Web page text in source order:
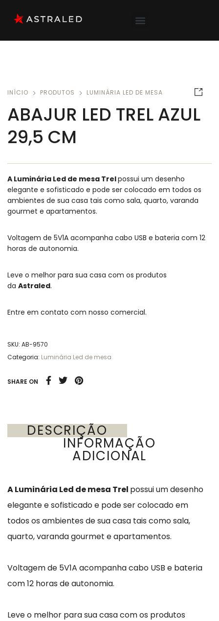
INÍCIO PRODUTOS LUMINÁRIA LED DE MESA
ABAJUR LED TREL AZUL
29,5 CM
A Luminária Led de mesa Trelpossui um desenho
elegante e sofisticado e pode ser colocado em todos os
ambientes de sua casa tais como sala, quarto, varanda
gourmet e apartamentos.
Voltagem de 5V1A acompanha cabo USB e bateria com 12
horas de autonomia.
Leve o melhor para sua casa com os produtos
da Astraled.
Entre em contato com nosso comercial.
SKU: AB-9570
Categoria: Luminária Led de mesa
SHARE ON
DESCRIÇÃO
INFORMAÇÃO
ADICIONAL
A Luminária Led de mesa Trel possui um desenho
elegante e sofisticado e pode ser colocado em
todos os ambientes de sua casa tais como sala,
quarto, varanda gourmet e apartamentos.
Voltagem de 5V1A acompanha cabo USB e bateria
com 12 horas de autonomia.
Leve o melhor para sua casa com os produtos